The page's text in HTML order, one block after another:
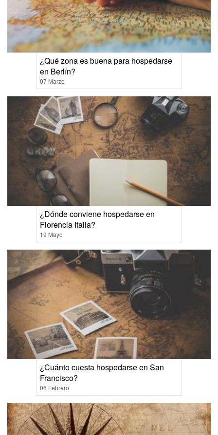
¿Qué zona es buena para hospedarse
en Berlín?
07 Marzo
¿Dónde conviene hospedarse en
Florencia Italia?
19 Mayo
¿Cuánto cuesta hospedarse en San
Francisco?
06 Febrero